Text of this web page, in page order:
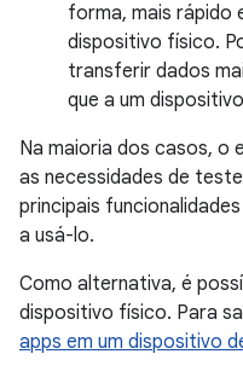
forma, mais rápido
dispositivo físico.
transferir dados
que a um
Na maioria dos casos, o
as necessidades de
principais
a usá-lo.
Como alternativa, é
dispositivo físico. Para
apps em um dispositivo